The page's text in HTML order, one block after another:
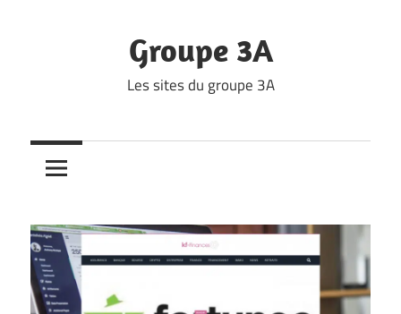
Groupe 3A
Les sites du groupe 3A